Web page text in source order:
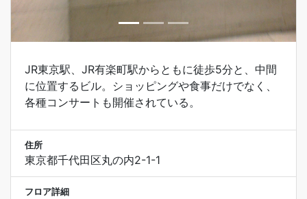
JR東京駅、JR有楽町駅からともに徒歩5分と、中間
に位置するビル。ショッピングや食事だけでなく、
各種コンサートも開催されている。
住所
東京都千代田区丸の内2-1-1
フロア詳細